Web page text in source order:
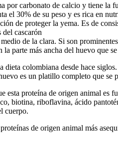
por carbonato de calcio y tiene la
el 30% de su peso y es rica en
de proteger la yema. Es de
cascarón
de la clara. Si son
la parte más ancha del huevo que
colombiana desde hace
es un platillo completo que
esta proteína de origen animal
biotina, riboflavina, ácido
cuerpo.
de origen animal más